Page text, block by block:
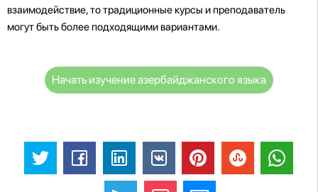
взаимодействие, то традиционные курсы и преподаватель
могут быть более подходящими вариантами.
Начать изучение азербайджанского языка